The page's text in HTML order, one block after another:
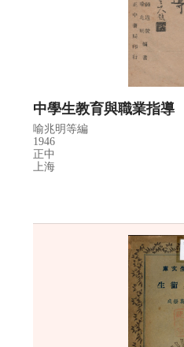
中學生教育與職業指導
喻兆明等編
1946
正中
上海